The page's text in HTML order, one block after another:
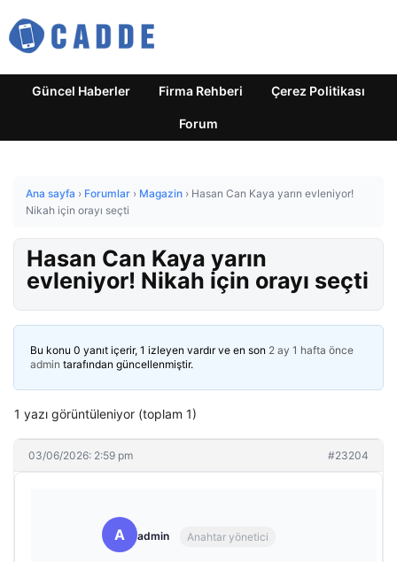
Güncel Haberler Firma Rehberi Çerez Politikası
Forum
Ana sayfa › Forumlar › Magazin › Hasan Can Kaya yarın evleniyor!
Nikah için orayı seçti
Hasan Can Kaya yarın
evleniyor! Nikah için orayı seçti
Bu konu 0 yanıt içerir, 1 izleyen vardır ve en son 2 ay 1 hafta önce
admin tarafından güncellenmiştir.
1 yazı görüntüleniyor (toplam 1)
03/06/2026: 2:59 pm #23204
A admin Anahtar yönetici